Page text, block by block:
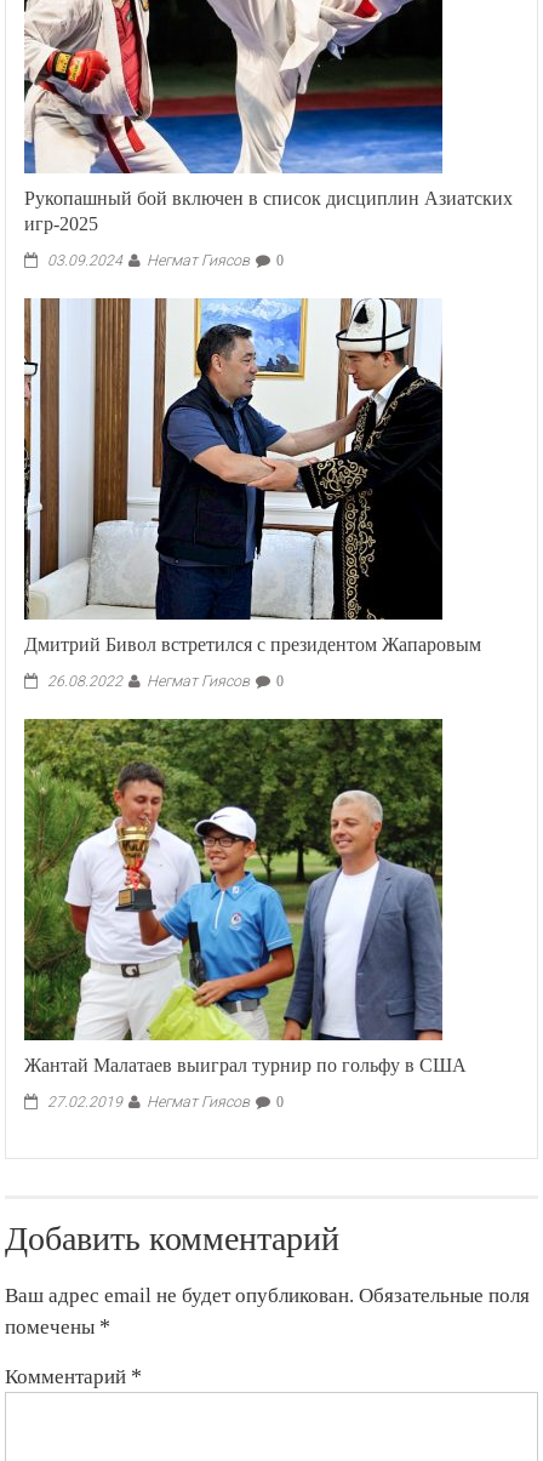
Рукопашный бой включен в список дисциплин Азиатских
игр-2025
03.09.2024 Негмат Гиясов 0
Дмитрий Бивол встретился с президентом Жапаровым
26.08.2022 Негмат Гиясов 0
Жантай Малатаев выиграл турнир по гольфу в США
27.02.2019 Негмат Гиясов 0
Добавить комментарий
Ваш адрес email не будет опубликован. Обязательные поля
помечены *
Комментарий *